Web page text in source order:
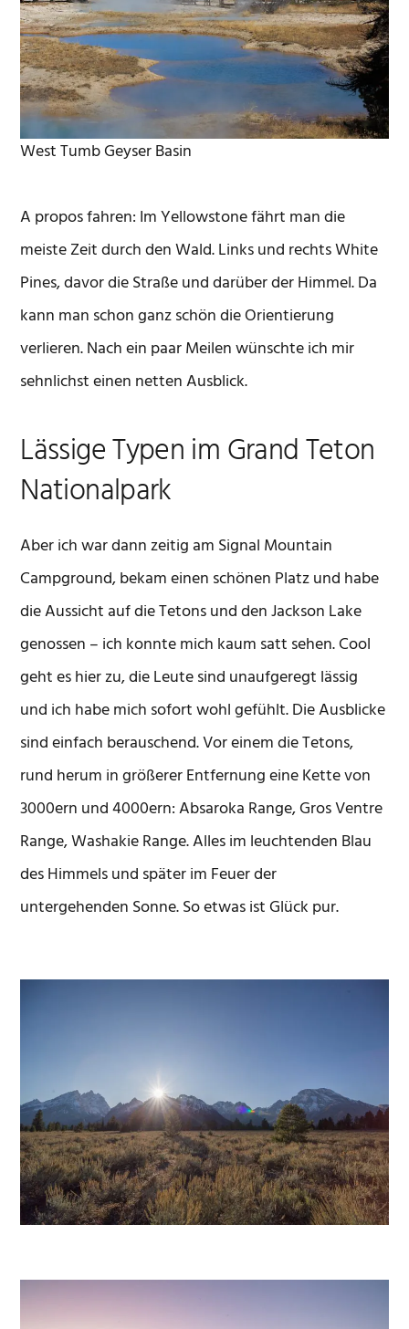
West Tumb Geyser Basin
A propos fahren: Im Yellowstone fährt man die
meiste Zeit durch den Wald. Links und rechts White
Pines, davor die Straße und darüber der Himmel. Da
kann man schon ganz schön die Orientierung
verlieren. Nach ein paar Meilen wünschte ich mir
sehnlichst einen netten Ausblick.
Lässige Typen im Grand Teton
Nationalpark
Aber ich war dann zeitig am Signal Mountain
Campground, bekam einen schönen Platz und habe
die Aussicht auf die Tetons und den Jackson Lake
genossen – ich konnte mich kaum satt sehen. Cool
geht es hier zu, die Leute sind unaufgeregt lässig
und ich habe mich sofort wohl gefühlt. Die Ausblicke
sind einfach berauschend. Vor einem die Tetons,
rund herum in größerer Entfernung eine Kette von
3000ern und 4000ern: Absaroka Range, Gros Ventre
Range, Washakie Range. Alles im leuchtenden Blau
des Himmels und später im Feuer der
untergehenden Sonne. So etwas ist Glück pur.